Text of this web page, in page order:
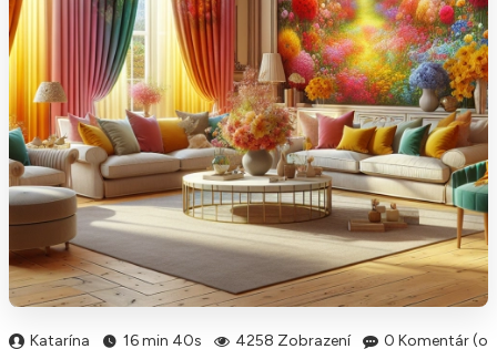
Katarína 16 min 40s 4258 Zobrazení 0 Komentár